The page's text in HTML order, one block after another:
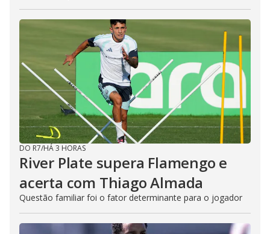
DO R7/HÁ 3 HORAS
River Plate supera Flamengo e
acerta com Thiago Almada
Questão familiar foi o fator determinante para o jogador